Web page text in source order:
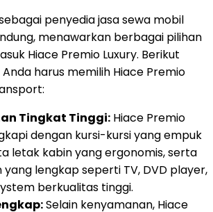
penyedia jasa sewa mobil
menawarkan berbagai pilihan
Hiace Premio Luxury. Berikut
harus memilih Hiace Premio
Tingkat Tinggi: Hiace Premio
dengan kursi-kursi yang empuk
letak kabin yang ergonomis, serta
lengkap seperti TV, DVD player,
berkualitas tinggi.
Selain kenyamanan, Hiace